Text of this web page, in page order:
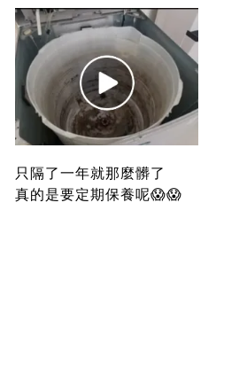
只隔了一年就那麼髒了
真的是要定期保養呢😱😱